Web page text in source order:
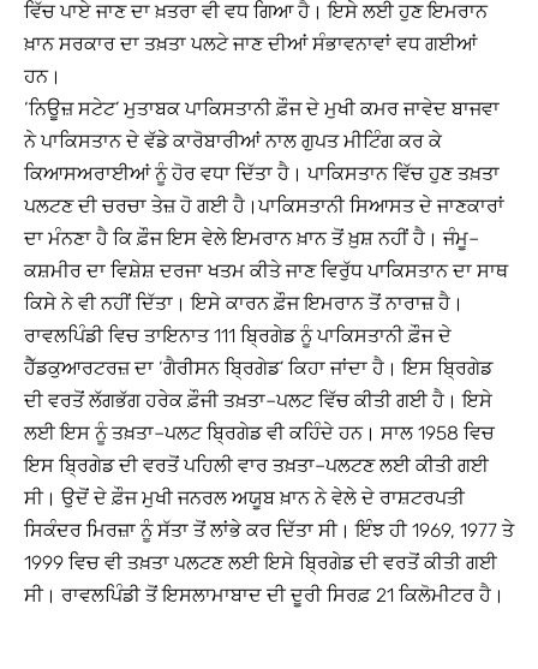
ਵਿੱਚ ਪਾਏ ਜਾਣ ਦਾ ਖ਼ਤਰਾ ਵੀ ਵਧ ਗਿਆ ਹੈ। ਇਸੇ ਲਈ ਹੁਣ ਇਮਰਾਨ
ਖ਼ਾਨ ਸਰਕਾਰ ਦਾ ਤਖ਼ਤਾ ਪਲਟੇ ਜਾਣ ਦੀਆਂ ਸੰਭਾਵਨਾਵਾਂ ਵਧ ਗਈਆਂ
ਹਨ।
‘ਨਿਊਜ਼ ਸਟੇਟ’ ਮੁਤਾਬਕ ਪਾਕਿਸਤਾਨੀ ਫ਼ੌਜ ਦੇ ਮੁਖੀ ਕਮਰ ਜਾਵੇਦ ਬਾਜਵਾ
ਨੇ ਪਾਕਿਸਤਾਨ ਦੇ ਵੱਡੇ ਕਾਰੋਬਾਰੀਆਂ ਨਾਲ ਗੁਪਤ ਮੀਟਿੰਗ ਕਰ ਕੇ
ਕਿਆਸਅਰਾਈਆਂ ਨੂੰ ਹੋਰ ਵਧਾ ਦਿੱਤਾ ਹੈ। ਪਾਕਿਸਤਾਨ ਵਿੱਚ ਹੁਣ ਤਖ਼ਤਾ
ਪਲਟਣ ਦੀ ਚਰਚਾ ਤੇਜ਼ ਹੋ ਗਈ ਹੈ।ਪਾਕਿਸਤਾਨੀ ਸਿਆਸਤ ਦੇ ਜਾਣਕਾਰਾਂ
ਦਾ ਮੰਨਣਾ ਹੈ ਕਿ ਫ਼ੌਜ ਇਸ ਵੇਲੇ ਇਮਰਾਨ ਖ਼ਾਨ ਤੋਂ ਖ਼ੁਸ਼ ਨਹੀਂ ਹੈ। ਜੰਮੂ–
ਕਸ਼ਮੀਰ ਦਾ ਵਿਸ਼ੇਸ਼ ਦਰਜਾ ਖਤਮ ਕੀਤੇ ਜਾਣ ਵਿਰੁੱਧ ਪਾਕਿਸਤਾਨ ਦਾ ਸਾਥ
ਕਿਸੇ ਨੇ ਵੀ ਨਹੀਂ ਦਿੱਤਾ। ਇਸੇ ਕਾਰਨ ਫ਼ੌਜ ਇਮਰਾਨ ਤੋਂ ਨਾਰਾਜ਼ ਹੈ।
ਰਾਵਲਪਿੰਡੀ ਵਿਚ ਤਾਇਨਾਤ 111 ਬ੍ਰਿਗੇਡ ਨੂੰ ਪਾਕਿਸਤਾਨੀ ਫ਼ੌਜ ਦੇ
ਹੈੱਡਕੁਆਰਟਰਜ਼ ਦਾ ‘ਗੈਰੀਸਨ ਬ੍ਰਿਗੇਡ’ ਕਿਹਾ ਜਾਂਦਾ ਹੈ। ਇਸ ਬ੍ਰਿਗੇਡ
ਦੀ ਵਰਤੋਂ ਲੱਗਭੱਗ ਹਰੇਕ ਫ਼ੌਜੀ ਤਖ਼ਤਾ–ਪਲਟ ਵਿੱਚ ਕੀਤੀ ਗਈ ਹੈ। ਇਸੇ
ਲਈ ਇਸ ਨੂੰ ਤਖ਼ਤਾ–ਪਲਟ ਬ੍ਰਿਗੇਡ ਵੀ ਕਹਿੰਦੇ ਹਨ। ਸਾਲ 1958 ਵਿਚ
ਇਸ ਬ੍ਰਿਗੇਡ ਦੀ ਵਰਤੋਂ ਪਹਿਲੀ ਵਾਰ ਤਖ਼ਤਾ–ਪਲਟਣ ਲਈ ਕੀਤੀ ਗਈ
ਸੀ। ਉਦੋਂ ਦੇ ਫ਼ੌਜ ਮੁਖੀ ਜਨਰਲ ਅਯੂਬ ਖ਼ਾਨ ਨੇ ਵੇਲੇ ਦੇ ਰਾਸ਼ਟਰਪਤੀ
ਸਿਕੰਦਰ ਮਿਰਜ਼ਾ ਨੂੰ ਸੱਤਾ ਤੋਂ ਲਾਂਭੇ ਕਰ ਦਿੱਤਾ ਸੀ। ਇੰਝ ਹੀ 1969, 1977 ਤੇ
1999 ਵਿਚ ਵੀ ਤਖ਼ਤਾ ਪਲਟਣ ਲਈ ਇਸੇ ਬ੍ਰਿਗੇਡ ਦੀ ਵਰਤੋਂ ਕੀਤੀ ਗਈ
ਸੀ। ਰਾਵਲਪਿੰਡੀ ਤੋਂ ਇਸਲਾਮਾਬਾਦ ਦੀ ਦੂਰੀ ਸਿਰਫ਼ 21 ਕਿਲੋਮੀਟਰ ਹੈ।